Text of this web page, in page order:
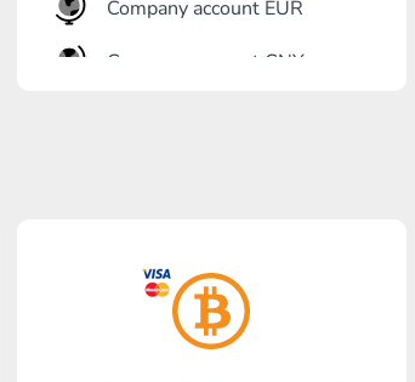
Company account EUR
Company account CNY
برنكس?ٍاز بل?
بل? ستالدرد افرنسٍ